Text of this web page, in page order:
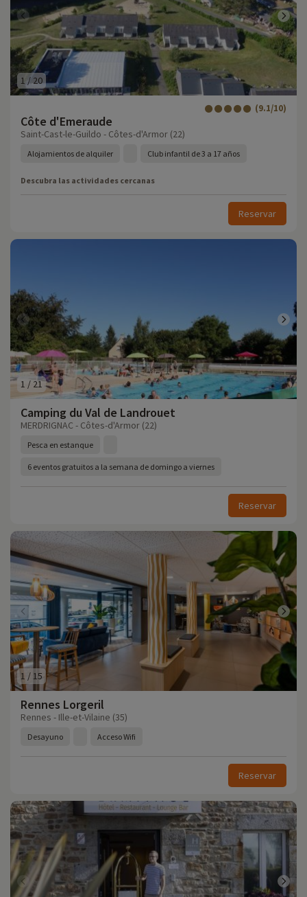
1 /20
Côte d'Emeraude
(9.1/10)
Saint-Cast-le-Guildo - Côtes-d'Armor (22)
Alojamientos de alquiler Club infantil de 3 a 17 años
Descubra las actividades cercanas
Reservar
1 / 21
Camping du Val de Landrouet
MERDRIGNAC - Côtes-d'Armor (22)
Pesca en estanque
6 eventos gratuitos a la semana de domingo a viernes
Reservar
1 / 15
Rennes Lorgeril
Rennes - Ille-et-Vilaine (35)
Desayuno Acceso Wifi
Reservar